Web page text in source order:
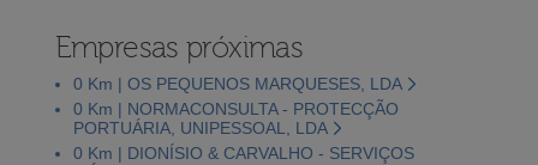
Empresas próximas
0 Km | OS PEQUENOS MARQUESES, LDA
0 Km | NORMACONSULTA - PROTECÇÃO
PORTUÁRIA, UNIPESSOAL, LDA
0 Km | DIONÍSIO & CARVALHO - SERVIÇOS